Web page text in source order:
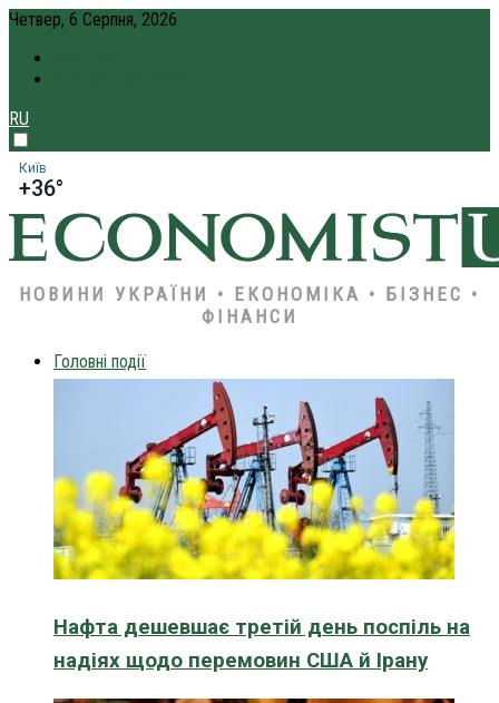
Четвер, 6 Серпня, 2026
RU
Київ
+36°
НОВИНИ УКРАЇНИ • ЕКОНОМІКА • БІЗНЕС •
ФІНАНСИ
Головні події
Нафта дешевшає третій день поспіль на
надіях щодо перемовин США й Ірану